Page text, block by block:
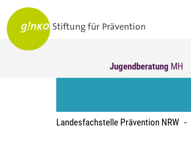
Jugendberatung MH
Landesfachstelle Prävention NRW